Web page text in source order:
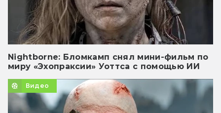
Nightborne: Бломкамп снял мини-фильм по
миру «Эхопраксии» Уоттса с помощью ИИ
Видео